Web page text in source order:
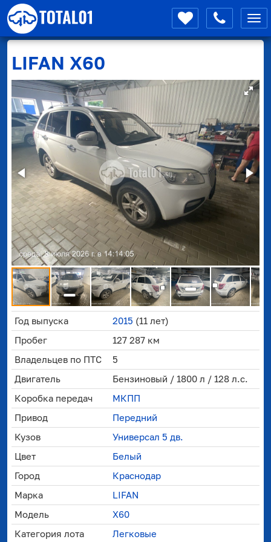
LIFAN X60
Год выпуска 2015 (11 лет)
Пробег
127 287 км
Владельцев по ПТС
5
Двигатель
Бензиновый / 1800 л / 128 л.с.
Коробка передач
МКПП
Привод
Передний
Кузов
Универсал 5 дв.
Цвет
Белый
Город
Краснодар
Марка
LIFAN
Модель
X60
Категория лота
Легковые